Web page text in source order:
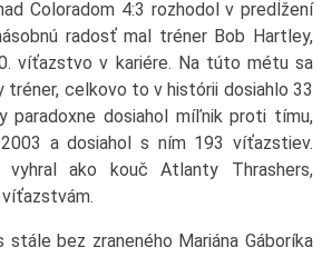
Coloradom 4:3 rozhodol v predĺžení
radosť mal tréner Bob Hartley,
víťazstvo v kariére. Na túto métu sa
tréner, celkovo to v histórii dosiahlo 33
paradoxne dosiahol míľnik proti tímu,
a dosiahol s ním 193 víťazstiev.
vyhral ako kouč Atlanty Thrashers,
stále bez zraneného Mariána Gáboríka